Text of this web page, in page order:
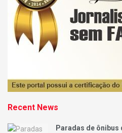
Recent News
Paradas de ônibus